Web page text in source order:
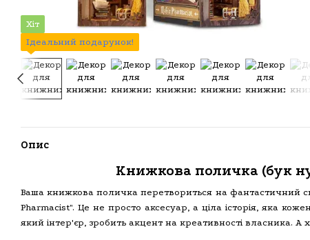
Хіт
Ідеальний подарунок!
Опис
Книжкова поличка (бук
Ваша книжкова поличка перетвориться на фантастичний
Pharmacist". Це не просто аксесуар, а ціла історія, яка
який інтер'єр, зробить акцент на креативності